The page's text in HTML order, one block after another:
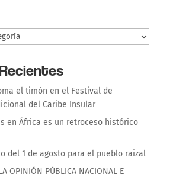
el timón en el Festival de
del Caribe Insular
en África es un retroceso histórico
del 1 de agosto para el pueblo raizal
OPINIÓN PÚBLICA NACIONAL E